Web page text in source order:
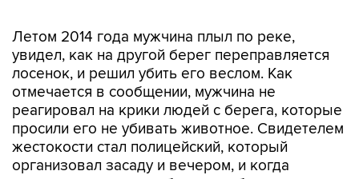
лосенок, и решил убить его веслом. Как
отмечается в сообщении, мужчина не
реагировал на крики людей с берега, которые
просили его не убивать животное. Свидетелем
жестокости стал полицейский, который
организовал засаду и вечером, и когда
мужчина вернулся на берег, чтобы расчленить
тушу со своими приятелями, задержал его.